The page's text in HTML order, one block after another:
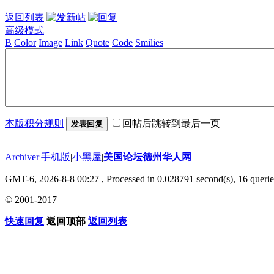
返回列表
高级模式
B Color Image Link Quote Code Smilies
本版积分规则 发表回复 回帖后跳转到最后一页
Archiver|手机版|小黑屋|美国论坛德州华人网
GMT-6, 2026-8-8 00:27 , Processed in 0.028791 second(s), 16
© 2001-2017
快速回复 返回顶部 返回列表